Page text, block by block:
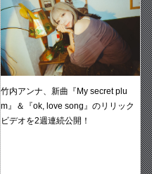
竹内アンナ、新曲『My secret plu
m』＆『ok, love song』のリリック
ビデオを2週連続公開！